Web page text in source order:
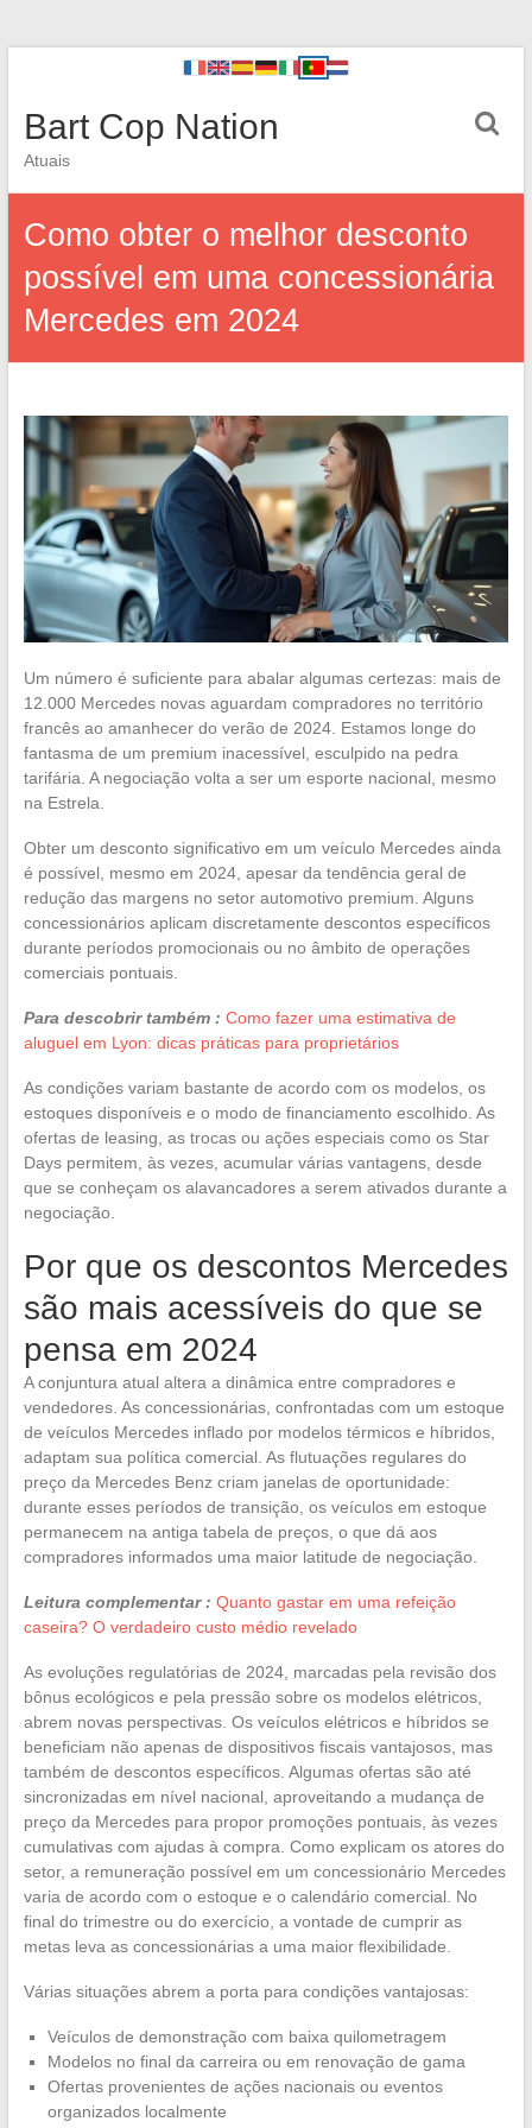
Bart Cop Nation
Atuais
Como obter o melhor desconto
possível em uma concessionária
Mercedes em 2024
Um número é suficiente para abalar algumas certezas: mais de
12.000 Mercedes novas aguardam compradores no território
francês ao amanhecer do verão de 2024. Estamos longe do
fantasma de um premium inacessível, esculpido na pedra
tarifária. A negociação volta a ser um esporte nacional, mesmo
na Estrela.
Obter um desconto significativo em um veículo Mercedes ainda
é possível, mesmo em 2024, apesar da tendência geral de
redução das margens no setor automotivo premium. Alguns
concessionários aplicam discretamente descontos específicos
durante períodos promocionais ou no âmbito de operações
comerciais pontuais.
Para descobrir também : Como fazer uma estimativa de
aluguel em Lyon: dicas práticas para proprietários
As condições variam bastante de acordo com os modelos, os
estoques disponíveis e o modo de financiamento escolhido. As
ofertas de leasing, as trocas ou ações especiais como os Star
Days permitem, às vezes, acumular várias vantagens, desde
que se conheçam os alavancadores a serem ativados durante a
negociação.
Por que os descontos Mercedes
são mais acessíveis do que se
pensa em 2024
A conjuntura atual altera a dinâmica entre compradores e
vendedores. As concessionárias, confrontadas com um estoque
de veículos Mercedes inflado por modelos térmicos e híbridos,
adaptam sua política comercial. As flutuações regulares do
preço da Mercedes Benz criam janelas de oportunidade:
durante esses períodos de transição, os veículos em estoque
permanecem na antiga tabela de preços, o que dá aos
compradores informados uma maior latitude de negociação.
Leitura complementar : Quanto gastar em uma refeição
caseira? O verdadeiro custo médio revelado
As evoluções regulatórias de 2024, marcadas pela revisão dos
bônus ecológicos e pela pressão sobre os modelos elétricos,
abrem novas perspectivas. Os veículos elétricos e híbridos se
beneficiam não apenas de dispositivos fiscais vantajosos, mas
também de descontos específicos. Algumas ofertas são até
sincronizadas em nível nacional, aproveitando a mudança de
preço da Mercedes para propor promoções pontuais, às vezes
cumulativas com ajudas à compra. Como explicam os atores do
setor, a remuneração possível em um concessionário Mercedes
varia de acordo com o estoque e o calendário comercial. No
final do trimestre ou do exercício, a vontade de cumprir as
metas leva as concessionárias a uma maior flexibilidade.
Várias situações abrem a porta para condições vantajosas:
Veículos de demonstração com baixa quilometragem
Modelos no final da carreira ou em renovação de gama
Ofertas provenientes de ações nacionais ou eventos
organizados localmente